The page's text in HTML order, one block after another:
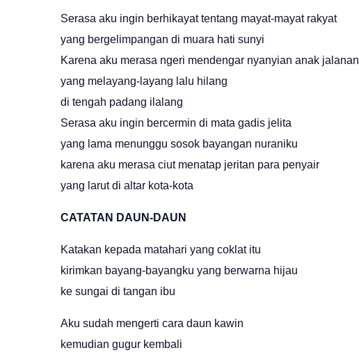
Serasa aku ingin berhikayat tentang mayat-mayat rakyat
yang bergelimpangan di muara hati sunyi
Karena aku merasa ngeri mendengar nyanyian anak jalanan
yang melayang-layang lalu hilang
di tengah padang ilalang
Serasa aku ingin bercermin di mata gadis jelita
yang lama menunggu sosok bayangan nuraniku
karena aku merasa ciut menatap jeritan para penyair
yang larut di altar kota-kota
CATATAN DAUN-DAUN
Katakan kepada matahari yang coklat itu
kirimkan bayang-bayangku yang berwarna hijau
ke sungai di tangan ibu
Aku sudah mengerti cara daun kawin
kemudian gugur kembali